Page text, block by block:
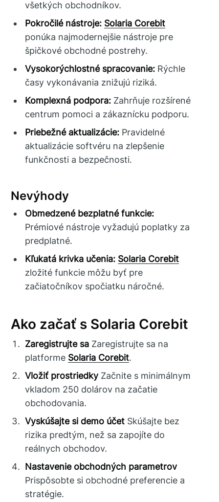
všetkých obchodníkov.
Pokročilé nástroje: Solaria Corebit
ponúka najmodernejšie nástroje pre
špičkové obchodné postrehy.
Vysokorýchlostné spracovanie: Rýchle
časy vykonávania znižujú riziká.
Komplexná podpora: Zahrňuje rozšírené
centrum pomoci a zákaznícku podporu.
Priebežné aktualizácie: Pravidelné
aktualizácie softvéru na zlepšenie
funkčnosti a bezpečnosti.
Nevýhody
Obmedzené bezplatné funkcie:
Prémiové nástroje vyžadujú poplatky za
predplatné.
Kľukatá krivka učenia: Solaria Corebit
zložité funkcie môžu byť pre
začiatočníkov spočiatku náročné.
Ako začať s Solaria Corebit
Zaregistrujte sa Zaregistrujte sa na
platforme Solaria Corebit.
Vložiť prostriedkyZačnite s minimálnym
vkladom 250 dolárov na začatie
obchodovania.
Vyskúšajte si demo účet Skúšajte bez
rizika predtým, než sa zapojíte do
reálnych obchodov.
Nastavenie obchodných parametrov
Prispôsobte si obchodné preferencie a
stratégie.